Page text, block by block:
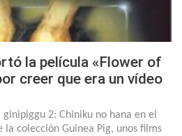
la película «Flower of
creer que era un vídeo
ginipiggu 2: Chiniku no hana en el
colección Guinea Pig, unos films